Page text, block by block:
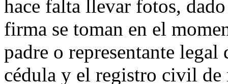
hace falta llevar fotos,
firma se toman en el
padre o representante
cédula y el registro civil